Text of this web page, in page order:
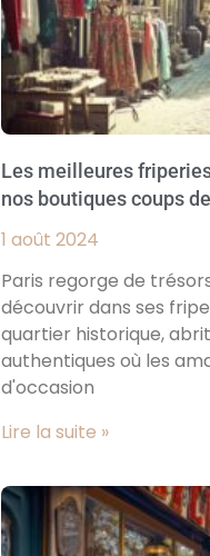
Les meilleures
nos boutiques coups
1 août 2024
Paris regorge de
découvrir dans ses
quartier historique,
authentiques où les
d'occasion
Lire la suite »